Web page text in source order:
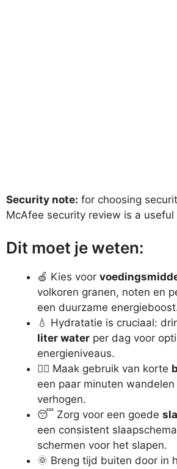
Security note: for choosing
McAfee security review is a
Dit moet je weten:
🍏 Kies voor
volkoren granen, noten en
een duurzame
💧 Hydratatie is cruciaal:
liter water per dag voor
energieniveaus.
🚶‍♂️ Maak gebruik van korte
een paar minuten
verhogen.
😴 Zorg voor een goede
een consistent
schermen voor het slapen.
🌞 Breng tijd buiten door in